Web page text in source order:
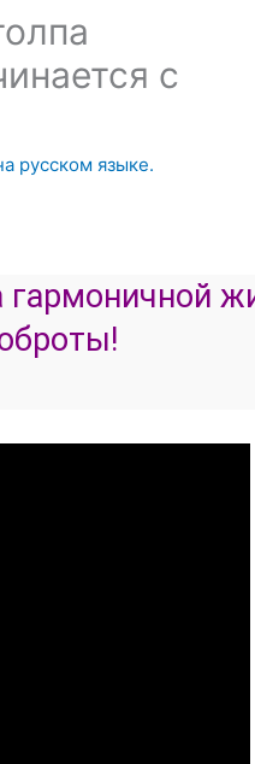
с
русском языке.